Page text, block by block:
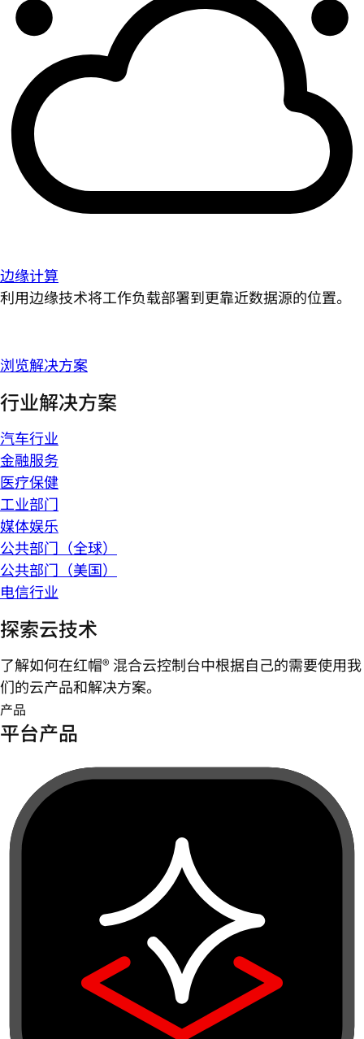
边缘计算
利用边缘技术将工作负载部署到更靠近数据源的位置。
浏览解决方案
行业解决方案
汽车行业
金融服务
医疗保健
工业部门
媒体娱乐
公共部门（全球）
公共部门（美国）
电信行业
探索云技术
了解如何在红帽® 混合云控制台中根据自己的需要使用我
们的云产品和解决方案。
产品
平台产品